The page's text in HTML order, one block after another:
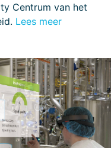
Centrum van het
Lees meer